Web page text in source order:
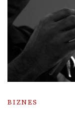
BIZNES